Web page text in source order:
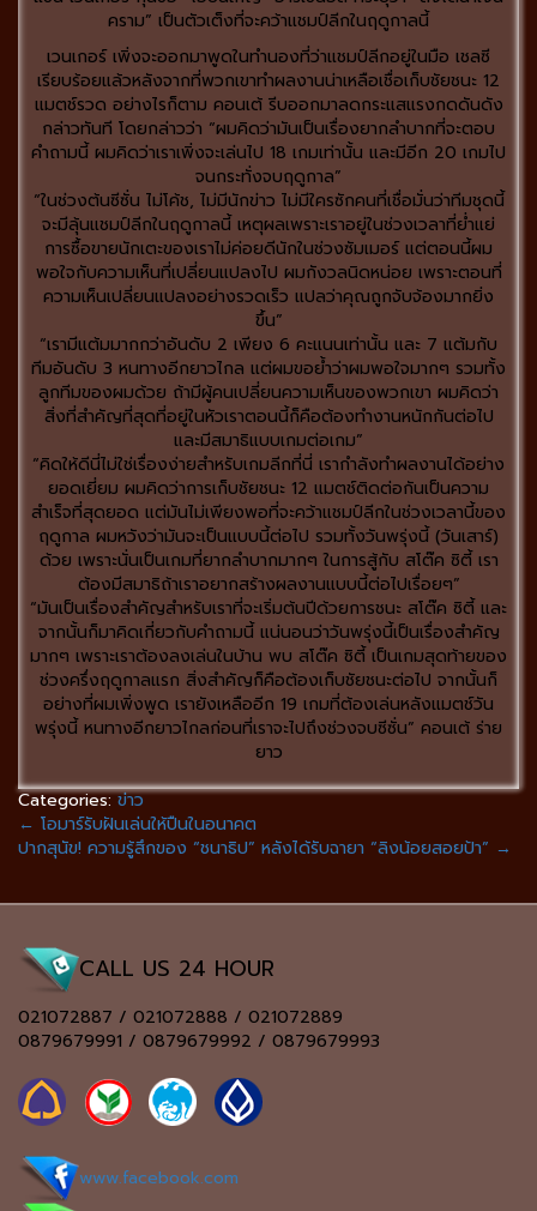
คราม” เป็นตัวเต็งที่จะคว้าแชมป์ลีกในฤดูกาลนี้
เวนเกอร์ เพิ่งจะออกมาพูดในทำนองที่ว่าแชมป์ลีกอยู่ในมือ เชลซี
เรียบร้อยแล้วหลังจากที่พวกเขาทำผลงานน่าเหลือเชื่อเก็บชัยชนะ 12
แมตช์รวด อย่างไรก็ตาม คอนเต้ รีบออกมาลดกระแสแรงกดดันดัง
กล่าวทันที โดยกล่าวว่า “ผมคิดว่ามันเป็นเรื่องยากลำบากที่จะตอบ
คำถามนี้ ผมคิดว่าเราเพิ่งจะเล่นไป 18 เกมเท่านั้น และมีอีก 20 เกมไป
จนกระทั่งจบฤดูกาล”
“ในช่วงต้นซีซั่น ไม่โค้ช, ไม่มีนักข่าว ไม่มีใครซักคนที่เชื่อมั่นว่าทีมชุดนี้
จะมีลุ้นแชมป์ลีกในฤดูกาลนี้ เหตุผลเพราะเราอยู่ในช่วงเวลาที่ย่ำแย่
การซื้อขายนักเตะของเราไม่ค่อยดีนักในช่วงซัมเมอร์ แต่ตอนนี้ผม
พอใจกับความเห็นที่เปลี่ยนแปลงไป ผมกังวลนิดหน่อย เพราะตอนที่
ความเห็นเปลี่ยนแปลงอย่างรวดเร็ว แปลว่าคุณถูกจับจ้องมากยิ่ง
ขึ้น”
“เรามีแต้มมากกว่าอันดับ 2 เพียง 6 คะแนนเท่านั้น และ 7 แต้มกับ
ทีมอันดับ 3 หนทางอีกยาวไกล แต่ผมขอย้ำว่าผมพอใจมากๆ รวมทั้ง
ลูกทีมของผมด้วย ถ้ามีผู้คนเปลี่ยนความเห็นของพวกเขา ผมคิดว่า
สิ่งที่สำคัญที่สุดที่อยู่ในหัวเราตอนนี้ก็คือต้องทำงานหนักกันต่อไป
และมีสมาธิแบบเกมต่อเกม”
“คิดให้ดีนี่ไม่ใช่เรื่องง่ายสำหรับเกมลีกที่นี่ เรากำลังทำผลงานได้อย่าง
ยอดเยี่ยม ผมคิดว่าการเก็บชัยชนะ 12 แมตช์ติดต่อกันเป็นความ
สำเร็จที่สุดยอด แต่มันไม่เพียงพอที่จะคว้าแชมป์ลีกในช่วงเวลานี้ของ
ฤดูกาล ผมหวังว่ามันจะเป็นแบบนี้ต่อไป รวมทั้งวันพรุ่งนี้ (วันเสาร์)
ด้วย เพราะนั่นเป็นเกมที่ยากลำบากมากๆ ในการสู้กับ สโต๊ค ซิตี้ เรา
ต้องมีสมาธิถ้าเราอยากสร้างผลงานแบบนี้ต่อไปเรื่อยๆ”
“มันเป็นเรื่องสำคัญสำหรับเราที่จะเริ่มต้นปีด้วยการชนะ สโต๊ค ซิตี้ และ
จากนั้นก็มาคิดเกี่ยวกับคำถามนี้ แน่นอนว่าวันพรุ่งนี้เป็นเรื่องสำคัญ
มากๆ เพราะเราต้องลงเล่นในบ้าน พบ สโต๊ค ซิตี้ เป็นเกมสุดท้ายของ
ช่วงครึ่งฤดูกาลแรก สิ่งสำคัญก็คือต้องเก็บชัยชนะต่อไป จากนั้นก็
อย่างที่ผมเพิ่งพูด เรายังเหลืออีก 19 เกมที่ต้องเล่นหลังแมตช์วัน
พรุ่งนี้ หนทางอีกยาวไกลก่อนที่เราจะไปถึงช่วงจบซีซั่น” คอนเต้ ร่าย
ยาว
Categories:ข่าว
← โอมาร์รับฝันเล่นให้ปืนในอนาคต
ปากสุนัข! ความรู้สึกของ “ชนาธิป” หลังได้รับฉายา “ลิงน้อยสอยป้า” →
CALL US 24 HOUR
021072887 / 021072888 / 021072889
0879679991 / 0879679992 / 0879679993
www.facebook.com